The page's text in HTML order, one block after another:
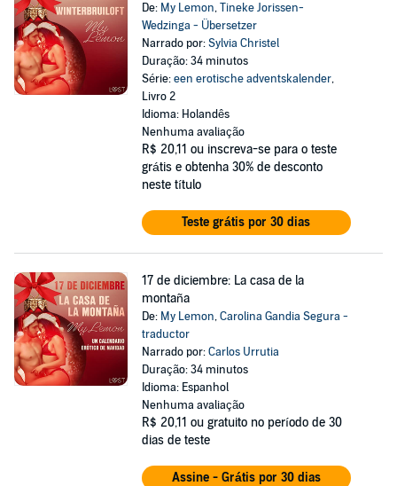
De: My Lemon,Tineke Jorissen-
Wedzinga - Übersetzer
Narrado por:Sylvia Christel
Duração: 34 minutos
Série:een erotische adventskalender,
Livro 2
Idioma: Holandês
Nenhuma avaliação
R$ 20,11 ou inscreva-se para o teste
grátis e obtenha 30% de desconto
neste título
Teste grátis por 30 dias
17 de diciembre: La casa de la
montaña
De: My Lemon,Carolina Gandia Segura -
traductor
Narrado por:Carlos Urrutia
Duração: 34 minutos
Idioma: Espanhol
Nenhuma avaliação
R$ 20,11 ou gratuito no período de 30
dias de teste
Assine - Grátis por 30 dias